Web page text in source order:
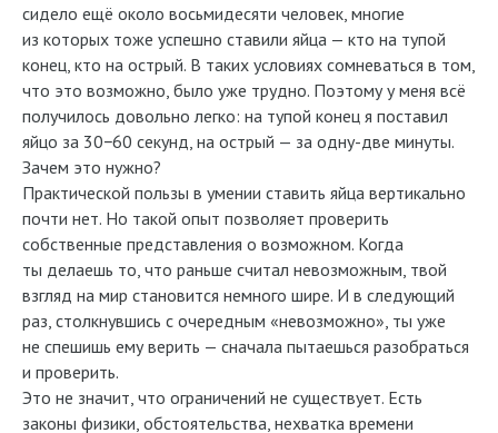
сидело ещё около восьмидесяти человек, многие
из которых тоже успешно ставили яйца — кто на тупой
конец, кто на острый. В таких условиях сомневаться в том,
что это возможно, было уже трудно. Поэтому у меня всё
получилось довольно легко: на тупой конец я поставил
яйцо за 30−60 секунд, на острый — за одну-две минуты.
Зачем это нужно?
Практической пользы в умении ставить яйца вертикально
почти нет. Но такой опыт позволяет проверить
собственные представления о возможном. Когда
ты делаешь то, что раньше считал невозможным, твой
взгляд на мир становится немного шире. И в следующий
раз, столкнувшись с очередным «невозможно», ты уже
не спешишь ему верить — сначала пытаешься разобраться
и проверить.
Это не значит, что ограничений не существует. Есть
законы физики, обстоятельства, нехватка времени